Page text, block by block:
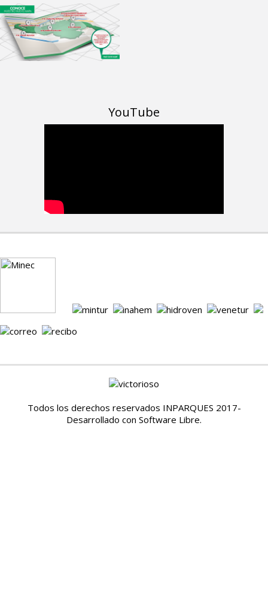
YouTube
Todos los derechos reservados INPARQUES 2017-
Desarrollado con Software Libre.